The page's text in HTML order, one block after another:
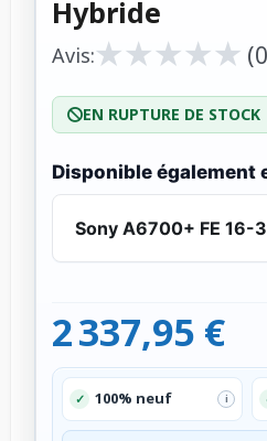
Hybride
Avis:★
★★
★★
★★
★★
★
EN RUPTURE DE STOCK
Disponible également
Sony A6700+ FE 16-
2 337,95 €
✓ 100% neuf i